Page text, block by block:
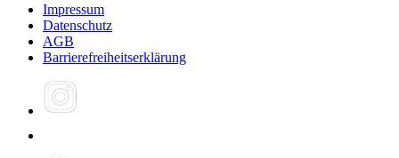
Impressum
Datenschutz
AGB
Barrierefreiheitserklärung